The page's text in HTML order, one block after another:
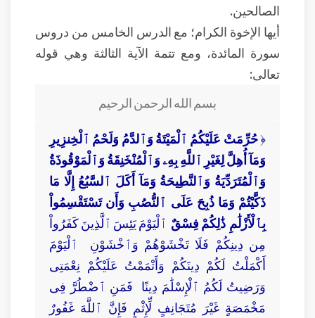
الصالحين.
أيها الإخوة الكرام؛ مع الدرس الخامس من دروس
سورة المائدة، ومع تتمة الآية الثالثة وهي قوله
تعالى:
بسم الله الرحمن الرحيم
﴿حُرِّمَتْ عَلَيْكُمُ ٱلْمَيْتَةُ وَٱلدَّمُ وَلَحْمُ ٱلْخِنزِيرِ
وَمَآ أُهِلَّ لِغَيْرِ ٱللَّهِ بِهِۦ وَٱلْمُنْخَنِقَةُ وَٱلْمَوْقُوذَةُ
وَٱلْمُتَرَدِّيَةُ وَٱلنَّطِيحَةُ وَمَآ أَكَلَ ٱلسَّبُعُ إِلَّا مَا
ذَكَّيْتُمْ وَمَا ذُبِحَ عَلَى ٱلنُّصُبِ وَأَن تَسْتَقْسِمُواْ
بِٱلْأَزْلَٰمِ ذَٰلِكُمْ فِسْقٌ ٱلْيَوْمَ يَئِسَ ٱلَّذِينَ كَفَرُواْ
مِن دِينِكُمْ فَلَا تَخْشَوْهُمْ وَٱخْشَوْنِ ٱلْيَوْمَ
أَكْمَلْتُ لَكُمْ دِينَكُمْ وَأَتْمَمْتُ عَلَيْكُمْ نِعْمَتِى
وَرَضِيتُ لَكُمُ ٱلْإِسْلَٰمَ دِينًا فَمَنِ ٱضْطُرَّ فِى
مَخْمَصَةٍ غَيْرَ مُتَجَانِفٍ لِّإِثْمٍ فَإِنَّ ٱللَّهَ غَفُورٌ